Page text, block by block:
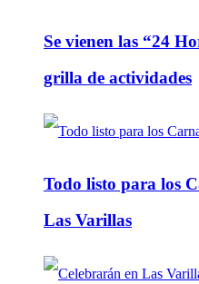
Se vienen las “24
grilla de actividades
Todo listo para los
Las Varillas